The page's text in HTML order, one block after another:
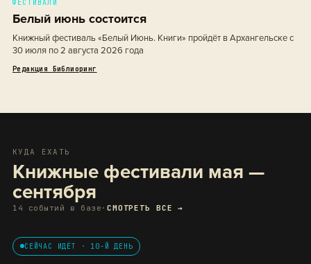
ФЕСТИВАЛИ
Белый июнь состоится
Книжный фестиваль «Белый Июнь. Книги» пройдёт в Архангельске с
30 июля по 2 августа 2026 года
Редакция Библиоринг
КУДА ЕХАТЬ
Книжные фестивали мая —
сентября
14 событий в базе · СМОТРЕТЬ ВСЕ →
СЕЙЧАС ИДЁТ · 10-Й ДЕНЬ